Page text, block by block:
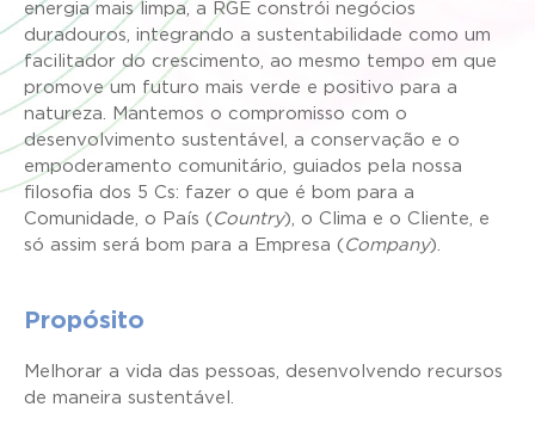
energia mais limpa, a RGE constrói negócios
duradouros, integrando a sustentabilidade como um
facilitador do crescimento, ao mesmo tempo em que
promove um futuro mais verde e positivo para a
natureza. Mantemos o compromisso com o
desenvolvimento sustentável, a conservação e o
empoderamento comunitário, guiados pela nossa
filosofia dos 5 Cs: fazer o que é bom para a
Comunidade, o País ( Country), o Clima e o Cliente, e
só assim será bom para a Empresa ( Company).
Propósito
Melhorar a vida das pessoas, desenvolvendo recursos
de maneira sustentável.